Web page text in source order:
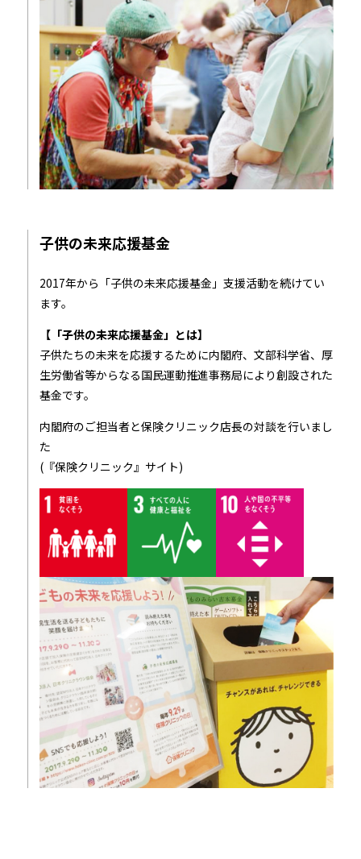
子供の未来応援基金
2017年から「子供の未来応援基金」支援活動を続けてい
ます。
【「子供の未来応援基金」とは】
子供たちの未来を応援するために内閣府、文部科学省、厚
生労働省等からなる国民運動推進事務局により創設された
基金です。
内閣府のご担当者と保険クリニック店長の対談を行いまし
た
(『保険クリニック』サイト)